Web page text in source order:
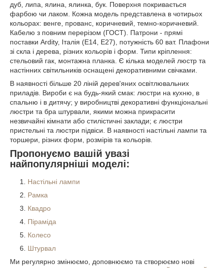
дуб, липа, ялина, ялинка, бук. Поверхня покривається
фарбою чи лаком. Кожна модель представлена ​​в чотирьох
кольорах: венге, прованс, коричневий, темно-коричневий.
Кабелю з повним перерізом (ГОСТ). Патрони - прямі
поставки Ardity, Італія (Е14, Е27), потужність 60 ват. Плафони
зі скла і дерева, різних кольорів і форм. Типи кріплення:
стельовий гак, монтажна планка. Є кілька моделей люстр та
настінних світильників оснащені декоративними свічками.
В наявності більше 20 ліній дерев'яних освітлювальних
приладів. Вироби є на будь-який смак: люстри на кухню, в
спальню і в дитячу; у виробництві декоративні функціональні
люстри та бра штурвали, якими можна прикрасити
незвичайні кімнати або стилістичні заклади; є люстри
пристельні та люстри підвіси. В наявності настільні лампи та
торшери, різних форм, розмірів та кольорів.
Пропонуємо вашій увазі
найпопулярніші моделі:
Настільні лампи
Рамка
Квадро
Піраміда
Колесо
Штурвал
Ми регулярно змінюємо, доповнюємо та створюємо нові